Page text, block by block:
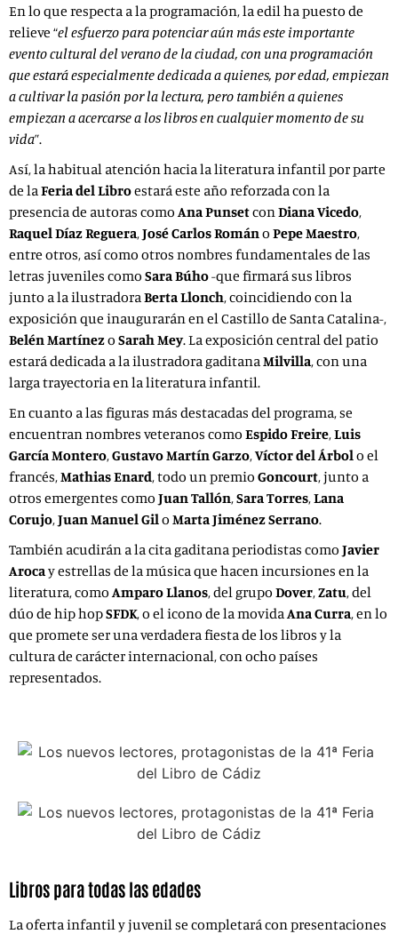
En lo que respecta a la programación, la edil ha puesto de
relieve “el esfuerzo para potenciar aún más este importante
evento cultural del verano de la ciudad, con una programación
que estará especialmente dedicada a quienes, por edad, empiezan
a cultivar la pasión por la lectura, pero también a quienes
empiezan a acercarse a los libros en cualquier momento de su
vida”.
Así, la habitual atención hacia la literatura infantil por parte
de laFeria del Libroestará este año reforzada con la
presencia de autoras comoAna PunsetconDiana Vicedo,
Raquel Díaz Reguera,José Carlos Románo Pepe Maestro,
entre otros, así como otros nombres fundamentales de las
letras juveniles como Sara Búho-que firmará sus libros
junto a la ilustradoraBerta Llonch, coincidiendo con la
exposición que inaugurarán en el Castillo de Santa Catalina-,
Belén Martínezo Sarah Mey. La exposición central del patio
estará dedicada a la ilustradora gaditanaMilvilla, con una
larga trayectoria en la literatura infantil.
En cuanto a las figuras más destacadas del programa, se
encuentran nombres veteranos como Espido Freire,Luis
García Montero,Gustavo Martín Garzo,Víctor del Árbolo el
francés,Mathias Enard, todo un premio Goncourt, junto a
otros emergentes como Juan Tallón,Sara Torres,Lana
Corujo,Juan Manuel Gilo Marta Jiménez Serrano.
También acudirán a la cita gaditana periodistas como Javier
Arocay estrellas de la música que hacen incursiones en la
literatura, comoAmparo Llanos, del grupo Dover,Zatu, del
dúo de hip hopSFDK, o el icono de la movidaAna Curra, en lo
que promete ser una verdadera fiesta de los libros y la
cultura de carácter internacional, con ocho países
representados.
Libros para todas las edades
La oferta infantil y juvenil se completará con presentaciones